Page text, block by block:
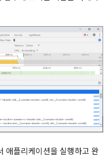
애플리케이션을 실행하고 완